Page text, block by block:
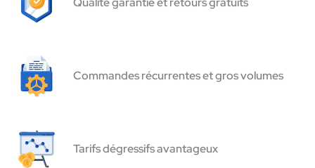
Commandes récurrentes et gros volumes
Tarifs dégressifs avantageux